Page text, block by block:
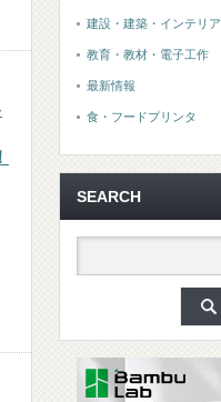
建設・建築・インテリア
教育・教材・電子工作
最新情報
食・フードプリンタ
SEARCH